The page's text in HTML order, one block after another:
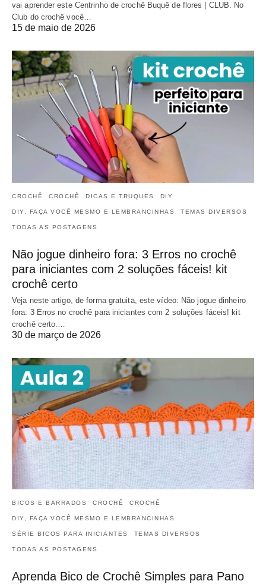
vai aprender este Centrinho de crochê Buquê de flores | CLUB. No
Club do crochê você…
15 de maio de 2026
CROCHÊ CROCHÊ DICAS E TRUQUES DIY
DIY, FAÇA VOCÊ MESMO E LEMBRANCINHAS TEMAS DIVERSOS
TODAS AS POSTAGENS
Não jogue dinheiro fora: 3 Erros no crochê
para iniciantes com 2 soluções fáceis! kit
crochê certo
Veja neste artigo, de forma gratuita, este vídeo: Não jogue dinheiro
fora: 3 Erros no crochê para iniciantes com 2 soluções fáceis! kit
crochê certo.…
30 de março de 2026
BICOS E BARRADOS CROCHÊ CROCHÊ
DIY, FAÇA VOCÊ MESMO E LEMBRANCINHAS
SÉRIE BICOS PARA INICIANTES TEMAS DIVERSOS
TODAS AS POSTAGENS
Aprenda Bico de Crochê Simples para Pano